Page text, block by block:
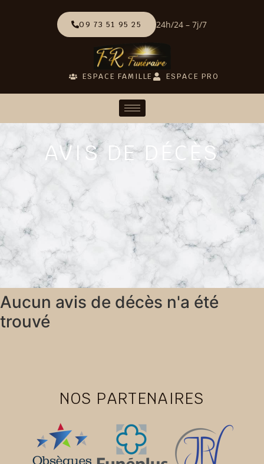
09 73 51 95 25 24h/24 – 7j/7
ESPACE FAMILLE ESPACE PRO
AVIS DE DÉCÈS
Aucun avis de décès n'a été
trouvé
NOS PARTENAIRES